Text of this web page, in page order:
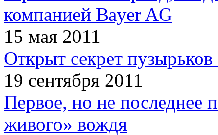
компанией Bayer AG
15 мая 2011
Открыт секрет пузырьков
19 сентября 2011
Первое, но не последнее
живого» вождя